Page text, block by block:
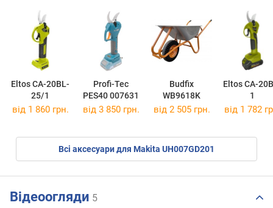
Eltos CA-20BL-
25/1
Profi-Tec
PES40 007631
Budfix
WB9618K
Eltos CA-
1
від 1 860 грн. від 3 850 грн. від 2 505 грн. від 1 782
Всі аксесуари для Makita UH007GD201
Відеоогляди 5